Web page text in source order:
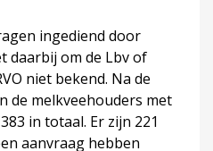
ingediend door
daarbij om de Lbv of
niet bekend. Na de
de melkveehouders met
in totaal. Er zijn 221
aanvraag hebben